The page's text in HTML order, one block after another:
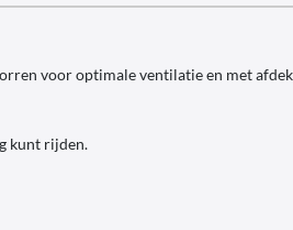
voor optimale ventilatie en met
kunt rijden.